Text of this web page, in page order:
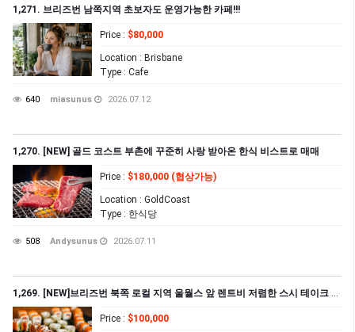
1,271. 브리즈번 남쪽지역 초보자도 운영가능한 카페!!!
Price : $80,000
Location : Brisbane
Type : Cafe
640 miasunus 2026.07.12
1,270. [NEW] 골드 코스트 부촌에 꾸준히 사랑 받아온 한식 비스트로 매매
Price : $180,000 (협상가능)
Location : GoldCoast
Type : 한식당
508 Andysunus 2026.07.11
1,269. [NEW]브리즈번 북쪽 로컬 지역 울월스 앞 렌트비 저렴한 스시 테이크 어웨이 집($1,502.57+GST)
Price : $100,000